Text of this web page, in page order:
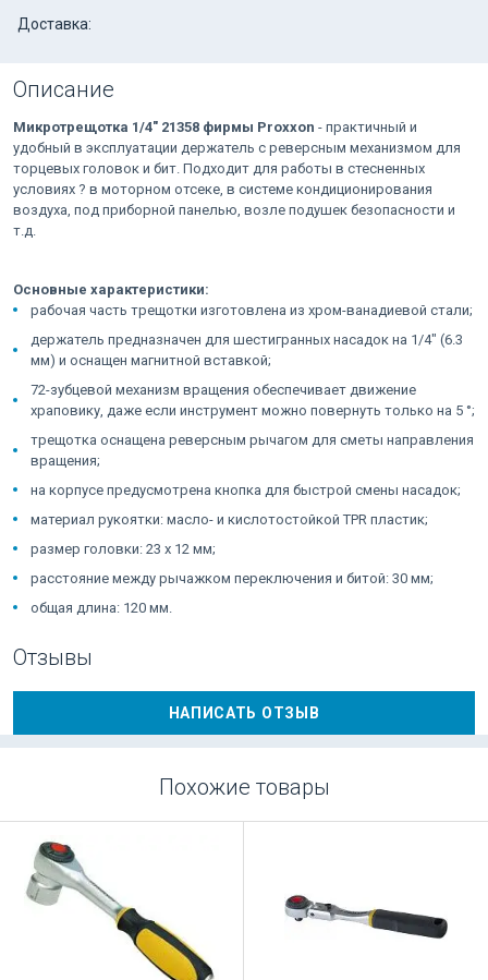
Доставка:
Описание
Микротрещотка 1/4" 21358 фирмы Proxxon - практичный и
удобный в эксплуатации держатель с реверсным механизмом для
торцевых головок и бит. Подходит для работы в стесненных
условиях ? в моторном отсеке, в системе кондиционирования
воздуха, под приборной панелью, возле подушек безопасности и
т.д.
Основные характеристики:
рабочая часть трещотки изготовлена из хром-ванадиевой стали;
держатель предназначен для шестигранных насадок на 1/4" (6.3
мм) и оснащен магнитной вставкой;
72-зубцевой механизм вращения обеспечивает движение
храповику, даже если инструмент можно повернуть только на 5 °;
трещотка оснащена реверсным рычагом для сметы направления
вращения;
на корпусе предусмотрена кнопка для быстрой смены насадок;
материал рукоятки: масло- и кислотостойкой TPR пластик;
размер головки: 23 x 12 мм;
расстояние между рычажком переключения и битой: 30 мм;
общая длина: 120 мм.
Отзывы
НАПИСАТЬ ОТЗЫВ
Похожие товары